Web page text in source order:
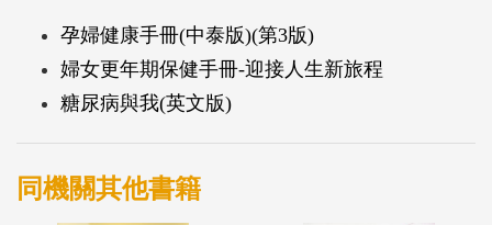
孕婦健康手冊(中泰版)(第3版)
婦女更年期保健手冊-迎接人生新旅程
糖尿病與我(英文版)
同機關其他書籍